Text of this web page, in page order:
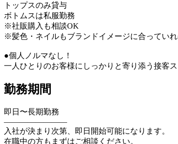
トップスのみ貸与
ボトムスは私服勤務
※社販購入も相談OK
※髪色・ネイルもブランドイメージに合ってい
●個人ノルマなし！
一人ひとりのお客様にしっかりと寄り添う接客ス
勤務期間
即日〜長期勤務
————————
入社が決まり次第、即日開始可能になります。
在職中の方もまずはご相談ください。